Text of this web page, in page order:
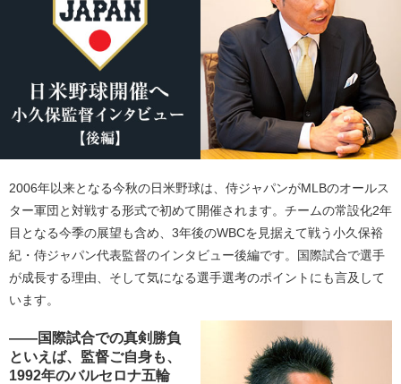
2006年以来となる今秋の日米野球は、侍ジャパンがMLBのオールス
ター軍団と対戦する形式で初めて開催されます。チームの常設化2年
目となる今季の展望も含め、3年後のWBCを見据えて戦う小久保裕
紀・侍ジャパン代表監督のインタビュー後編です。国際試合で選手
が成長する理由、そして気になる選手選考のポイントにも言及して
います。
――国際試合での真剣勝負
といえば、監督ご自身も、
1992年のバルセロナ五輪